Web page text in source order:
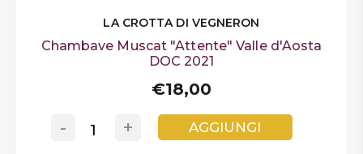
LA CROTTA DI VEGNERON
Chambave Muscat "Attente" Valle d'Aosta
DOC 2021
€18,00
+
- AGGIUNGI